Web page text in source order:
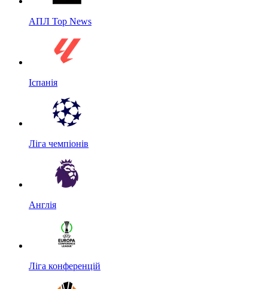
АПЛ Top News
Іспанія
Ліга чемпіонів
Англія
Ліга конференцій